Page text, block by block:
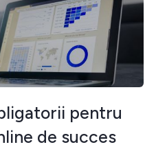
pentru
de succes